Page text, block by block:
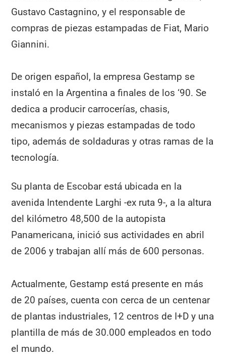
Gustavo Castagnino, y el responsable de
compras de piezas estampadas de Fiat, Mario
Giannini.
De origen español, la empresa Gestamp se
instaló en la Argentina a finales de los ‘90. Se
dedica a producir carrocerías, chasis,
mecanismos y piezas estampadas de todo
tipo, además de soldaduras y otras ramas de la
tecnología.
Su planta de Escobar está ubicada en la
avenida Intendente Larghi -ex ruta 9-, a la altura
del kilómetro 48,500 de la autopista
Panamericana, inició sus actividades en abril
de 2006 y trabajan allí más de 600 personas.
Actualmente, Gestamp está presente en más
de 20 países, cuenta con cerca de un centenar
de plantas industriales, 12 centros de I+D y una
plantilla de más de 30.000 empleados en todo
el mundo.